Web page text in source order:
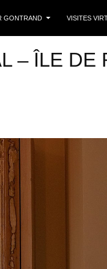
GONTRAND
VISITES
– ÎLE DE